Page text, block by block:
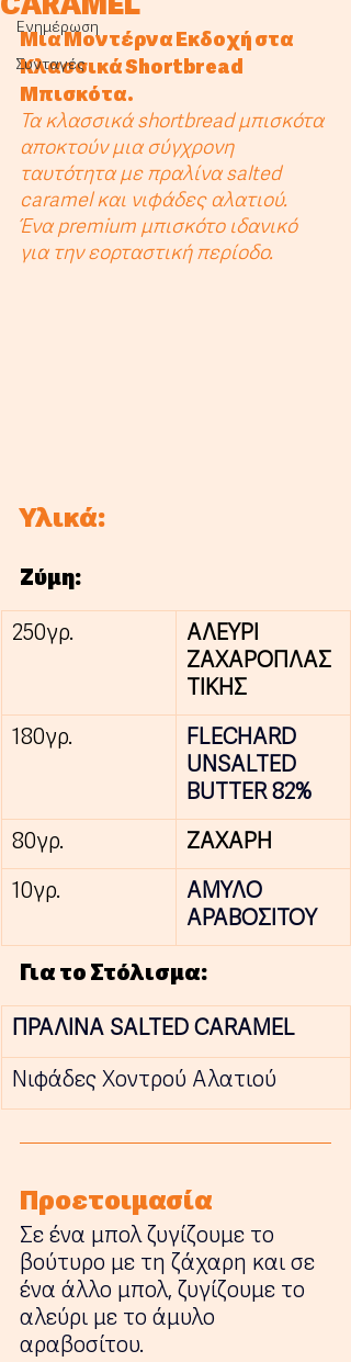
Ενημέρωση
Συνταγές
Μια Μοντέρνα Εκδοχή στα
Κλασσικά Shortbread
Μπισκότα.
Τα κλασσικά shortbread μπισκότα
αποκτούν μια σύγχρονη
ταυτότητα με πραλίνα salted
caramel και νιφάδες αλατιού.
Ένα premium μπισκότο ιδανικό
για την εορταστική περίοδο.
Υλικά:
Ζύμη:
250γρ.
ΑΛΕΥΡΙ
ΖΑΧΑΡΟΠΛΑΣ
ΤΙΚΗΣ
180γρ.
FLECHARD
UNSALTED
BUTTER 82%
80γρ.
ΖΑΧΑΡΗ
10γρ.
ΑΜΥΛΟ
ΑΡΑΒΟΣΙΤΟΥ
Για το Στόλισμα:
ΠΡΑΛΙΝΑ SALTED CARAMEL
Νιφάδες Χοντρού Αλατιού
Προετοιμασία
Σε ένα μπολ ζυγίζουμε το
βούτυρο με τη ζάχαρη και σε
ένα άλλο μπολ, ζυγίζουμε το
αλεύρι με το άμυλο
αραβοσίτου.